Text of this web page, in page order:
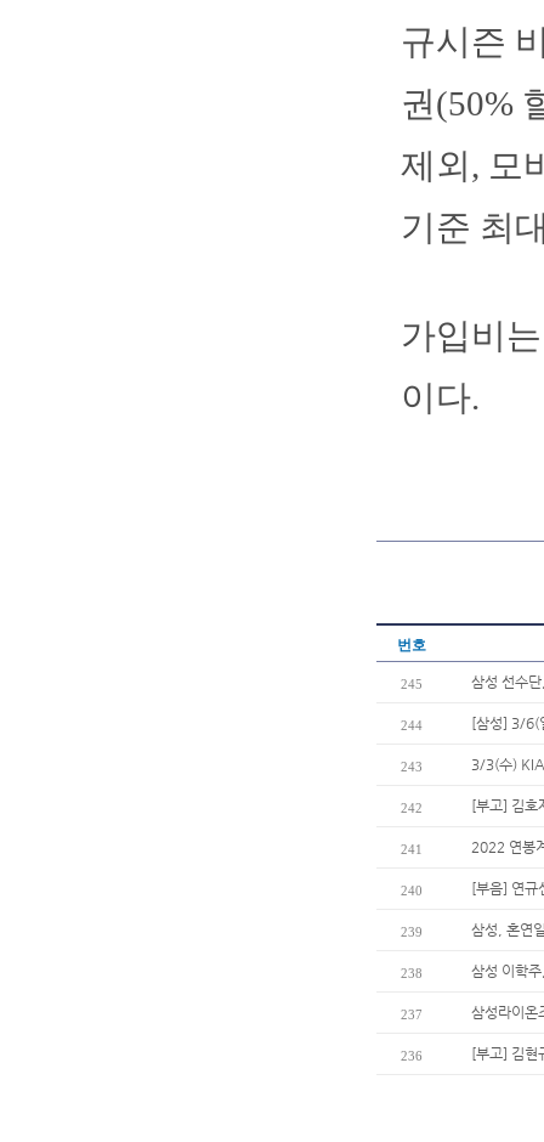
규시즌
권(50%
제외, 모
기준 최
가입비
이다.
번호
245 삼성 선수
244 [삼성] 3/6(
243 3/3(수)
242 [부고] 김호
241 2022 연봉
240 [부음] 연규
239 삼성, 혼연
238 삼성 이학
237 삼성라이온
236 [부고] 김현